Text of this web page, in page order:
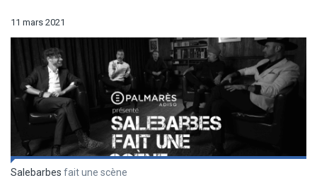
11 mars 2021
Salebarbes fait une scène